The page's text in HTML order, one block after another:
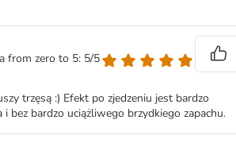
from zero to 5: 5/5
trzęsą :) Efekt po zjedzeniu jest bardzo
i bez bardzo uciążliwego brzydkiego zapachu.